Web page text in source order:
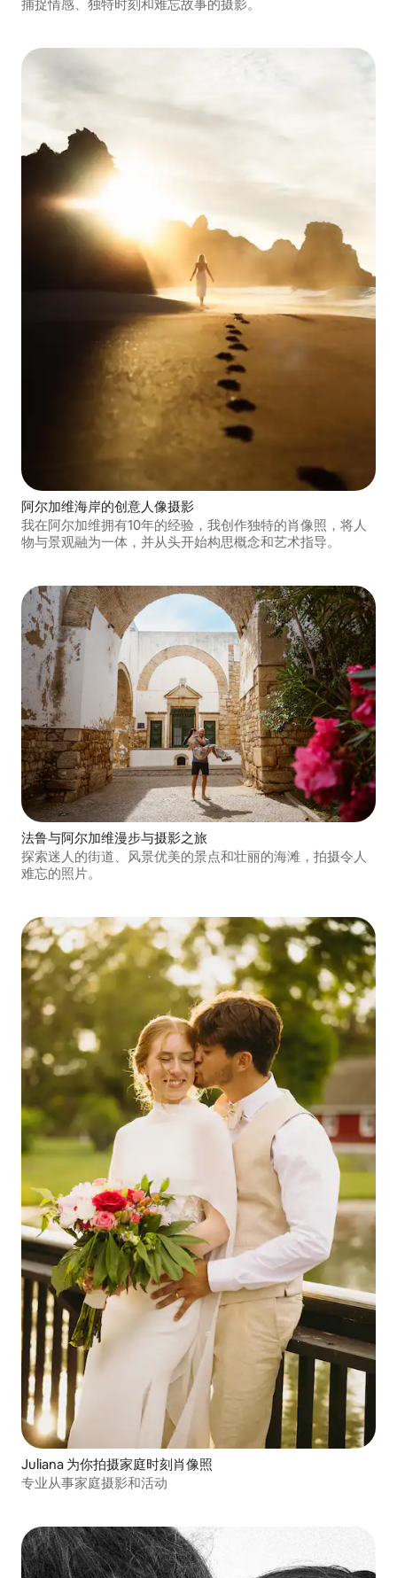
捕捉情感、独特时刻和难忘故事的摄影。
阿尔加维海岸的创意人像摄影
我在阿尔加维拥有10年的经验，我创作独特的肖像照，将人
物与景观融为一体，并从头开始构思概念和艺术指导。
法鲁与阿尔加维漫步与摄影之旅
探索迷人的街道、风景优美的景点和壮丽的海滩，拍摄令人
难忘的照片。
Juliana 为你拍摄家庭时刻肖像照
专业从事家庭摄影和活动